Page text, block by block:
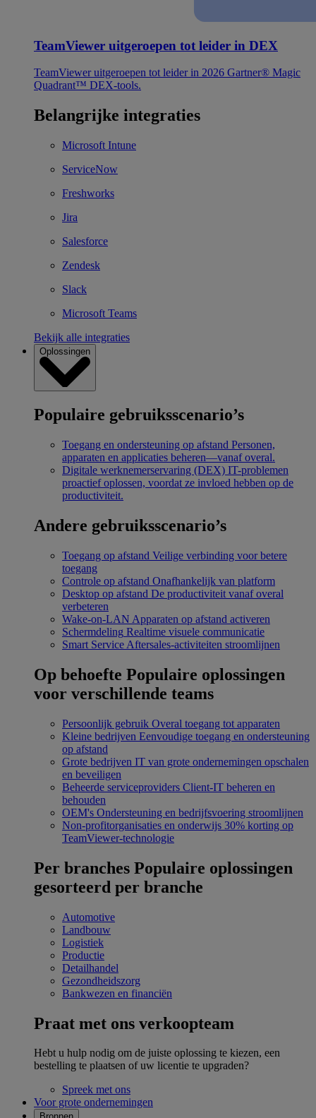
TeamViewer uitgeroepen tot leider in DEX
TeamViewer uitgeroepen tot leider in 2026 Gartner® Magic
Quadrant™ DEX-tools.
Belangrijke integraties
Microsoft Intune
ServiceNow
Freshworks
Jira
Salesforce
Zendesk
Slack
Microsoft Teams
Bekijk alle integraties
Oplossingen
Populaire gebruiksscenario’s
Toegang en ondersteuning op afstand Personen,
apparaten en applicaties beheren—vanaf overal.
Digitale werknemerservaring (DEX) IT-problemen
proactief oplossen, voordat ze invloed hebben op de
productiviteit.
Andere gebruiksscenario’s
Toegang op afstand Veilige verbinding voor betere
toegang
Controle op afstand Onafhankelijk van platform
Desktop op afstand De productiviteit vanaf overal
verbeteren
Wake-on-LAN Apparaten op afstand activeren
Schermdeling Realtime visuele communicatie
Smart Service Aftersales-activiteiten stroomlijnen
Op behoefte Populaire oplossingen
voor verschillende teams
Persoonlijk gebruik Overal toegang tot apparaten
Kleine bedrijven Eenvoudige toegang en ondersteuning
op afstand
Grote bedrijven IT van grote ondernemingen opschalen
en beveiligen
Beheerde serviceproviders Client-IT beheren en
behouden
OEM's Ondersteuning en bedrijfsvoering stroomlijnen
Non-profitorganisaties en onderwijs 30% korting op
TeamViewer-technologie
Per branches Populaire oplossingen
gesorteerd per branche
Automotive
Landbouw
Logistiek
Productie
Detailhandel
Gezondheidszorg
Bankwezen en financiën
Praat met ons verkoopteam
Hebt u hulp nodig om de juiste oplossing te kiezen, een
bestelling te plaatsen of uw licentie te upgraden?
Spreek met ons
Voor grote ondernemingen